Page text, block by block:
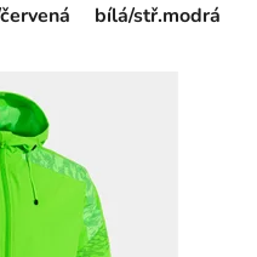
bílá/stř.modrá